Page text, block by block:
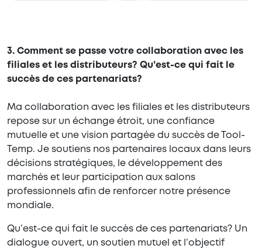
3. Comment se passe votre collaboration avec les
filiales et les distributeurs? Qu’est-ce qui fait le
succès de ces partenariats?
Ma collaboration avec les filiales et les distributeurs
repose sur un échange étroit, une confiance
mutuelle et une vision partagée du succès de Tool-
Temp. Je soutiens nos partenaires locaux dans leurs
décisions stratégiques, le développement des
marchés et leur participation aux salons
professionnels afin de renforcer notre présence
mondiale.
Qu’est-ce qui fait le succès de ces partenariats? Un
dialogue ouvert, un soutien mutuel et l’objectif